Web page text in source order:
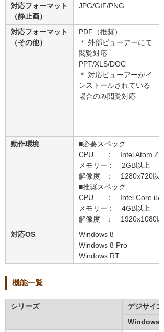
対応フォーマット
（静止画）
JPG/GIF/PNG
対応フォーマット
（その他）
PDF（推奨）
＊ 外部ビューアーにて
閲覧対応
PPT/XLS/DOC
＊ 対応ビューアーがイ
ンストールされている
場合のみ閲覧対応
動作環境
■必要スペック
CPU ： Intel Atom
メモリー： 2GB以上
解像度 ： 1280x720以上
■推奨スペック
CPU ： Intel Core i5
メモリー： 4GB以上
解像度 ： 1920x1080以
対応OS
Windows 8
Windows 8 Pro
Windows RT
機能一覧
シリーズ
デジサイ
Windows 8